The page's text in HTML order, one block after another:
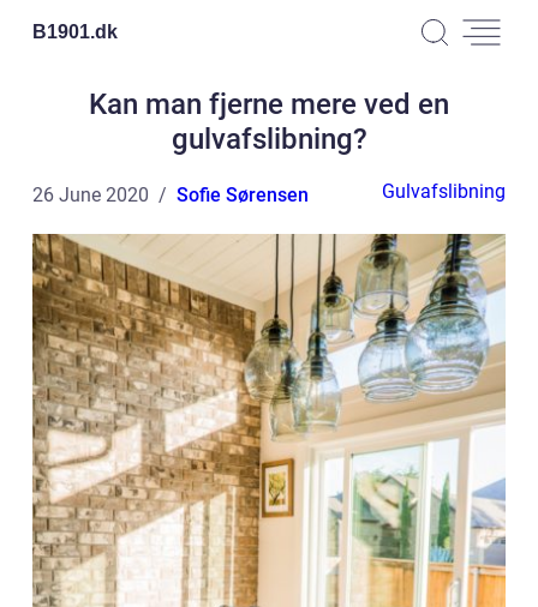
B1901.dk
Kan man fjerne mere ved en
gulvafslibning?
26 June 2020 Sofie Sørensen Gulvafslibning